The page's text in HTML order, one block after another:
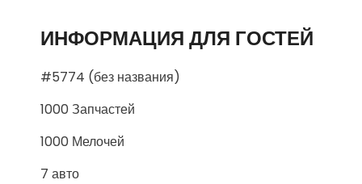
ИНФОРМАЦИЯ ДЛЯ ГОСТЕЙ
#5774 (без названия)
1000 Запчастей
1000 Мелочей
7 авто